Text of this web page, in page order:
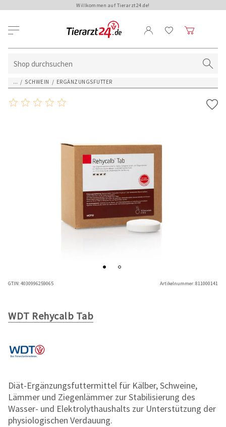
Willkommen auf Tierarzt24.de!
... / SCHWEIN / ERGÄNZUNGSFUTTER
GTIN:4030996259065 Artikelnummer:811000141
WDT Rehycalb Tab
Diät-Ergänzungsfuttermittel für Kälber, Schweine,
Lämmer und Ziegenlämmer zur Stabilisierung des
Wasser- und Elektrolythaushalts zur Unterstützung der
physiologischen Verdauung.